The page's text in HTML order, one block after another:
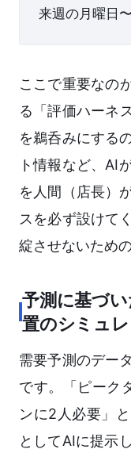
ここで重要なの
る「評価ハーネ
を鵜呑みにする
ト情報など、AI
を人間（店長）
スを必ず設けて
綻させないため
予測に基づ
置のシミュ
需要予測のデー
です。「ピーク
ンに2人必要」
としてAIに提示